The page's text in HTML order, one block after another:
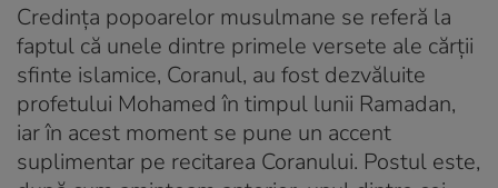
Credința popoarelor musulmane se referă la
faptul că unele dintre primele versete ale cărții
sfinte islamice, Coranul, au fost dezvăluite
profetului Mohamed în timpul lunii Ramadan,
iar în acest moment se pune un accent
suplimentar pe recitarea Coranului. Postul este,